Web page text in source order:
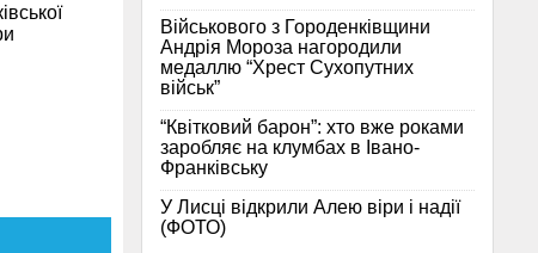
Військового з Городенківщини
Андрія Мороза нагородили
медаллю “Хрест Сухопутних
військ”
“Квітковий барон”: хто вже роками
заробляє на клумбах в Івано-
Франківську
У Лисці відкрили Алею віри і надії
(ФОТО)